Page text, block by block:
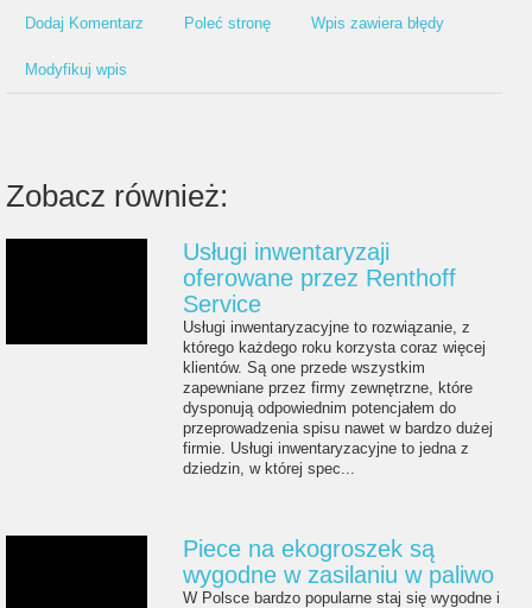
Dodaj Komentarz Poleć stronę Wpis zawiera błędy
Modyfikuj wpis
Zobacz również:
Usługi inwentaryzaji
oferowane przez Renthoff
Service
Usługi inwentaryzacyjne to rozwiązanie, z
którego każdego roku korzysta coraz więcej
klientów. Są one przede wszystkim
zapewniane przez firmy zewnętrzne, które
dysponują odpowiednim potencjałem do
przeprowadzenia spisu nawet w bardzo dużej
firmie. Usługi inwentaryzacyjne to jedna z
dziedzin, w której spec...
Piece na ekogroszek są
wygodne w zasilaniu w paliwo
W Polsce bardzo popularne staj się wygodne i